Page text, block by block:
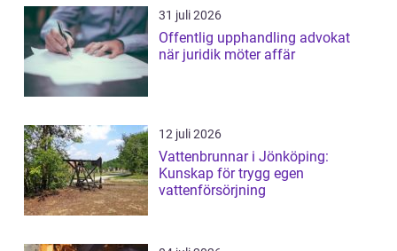
31 juli 2026
Offentlig upphandling advokat
när juridik möter affär
12 juli 2026
Vattenbrunnar i Jönköping:
Kunskap för trygg egen
vattenförsörjning